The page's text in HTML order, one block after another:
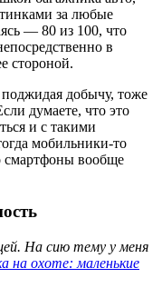
за любые
— 80 из 100, что
в
стороной.
добычу, тоже
думаете, что это
и с такими
мобильники-то
смартфоны вообще
На сию тему у меня
на охоте: маленькие